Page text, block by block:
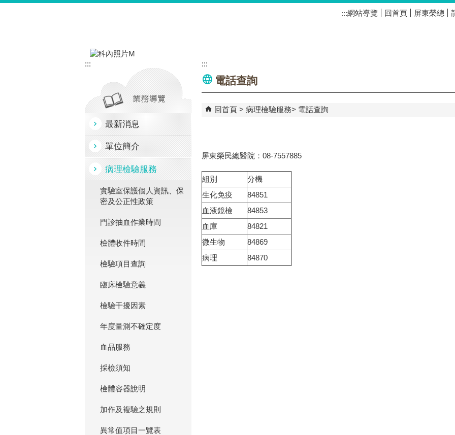
:::網站導覽 回首頁 屏東榮總
:::
最新消息
單位簡介
病理檢驗服務
實驗室保護個人資訊、保
密及公正性政策
門診抽血作業時間
檢體收件時間
檢驗項目查詢
臨床檢驗意義
檢驗干擾因素
年度量測不確定度
血品服務
採檢須知
檢體容器說明
加作及複驗之規則
異常值項目一覽表
:::
電話查詢
回首頁 病理檢驗服務 電話查詢
屏東榮民總醫院：08-7557885
組別
分機
生化免疫
84851
血液鏡檢
84853
血庫
84821
微生物
84869
病理
84870